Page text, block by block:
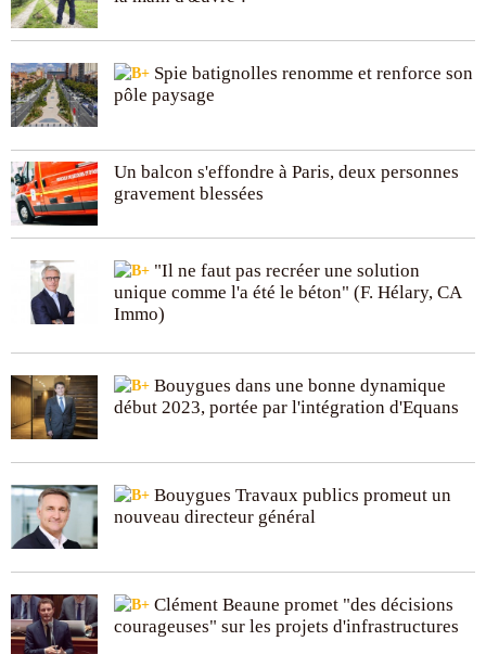
Spie batignolles renomme et renforce son
pôle paysage
Un balcon s'effondre à Paris, deux personnes
gravement blessées
"Il ne faut pas recréer une solution
unique comme l'a été le béton" (F. Hélary, CA
Immo)
Bouygues dans une bonne dynamique
début 2023, portée par l'intégration d'Equans
Bouygues Travaux publics promeut un
nouveau directeur général
Clément Beaune promet "des décisions
courageuses" sur les projets d'infrastructures